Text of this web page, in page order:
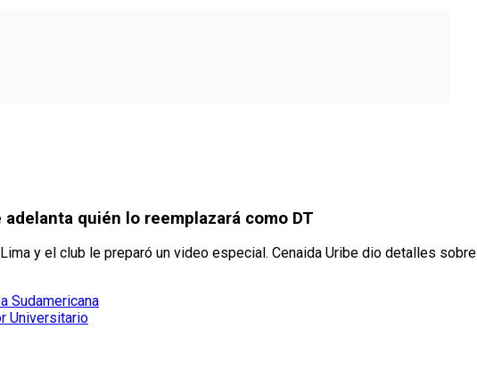
quién lo reemplazará como DT
y el club le preparó un video especial. Cenaida Uribe dio detalles sobre
Sudamericana
Universitario